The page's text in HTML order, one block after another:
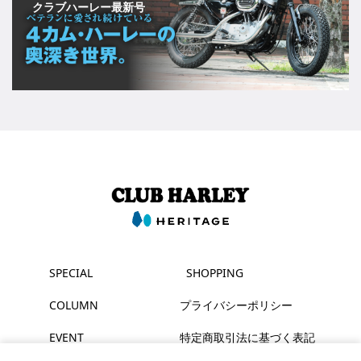
クラブハーレー最新号
SPECIAL
COLUMN
EVENT
SHOPPING
プライバシーポリシー
特定商取引法に基づく表記